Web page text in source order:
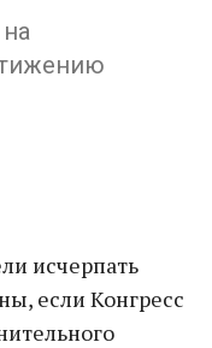
исчерпать
если Конгресс